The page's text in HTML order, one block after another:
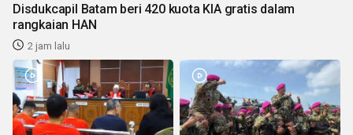
Disdukcapil Batam beri 420 kuota KIA gratis dalam
rangkaian HAN
2 jam lalu